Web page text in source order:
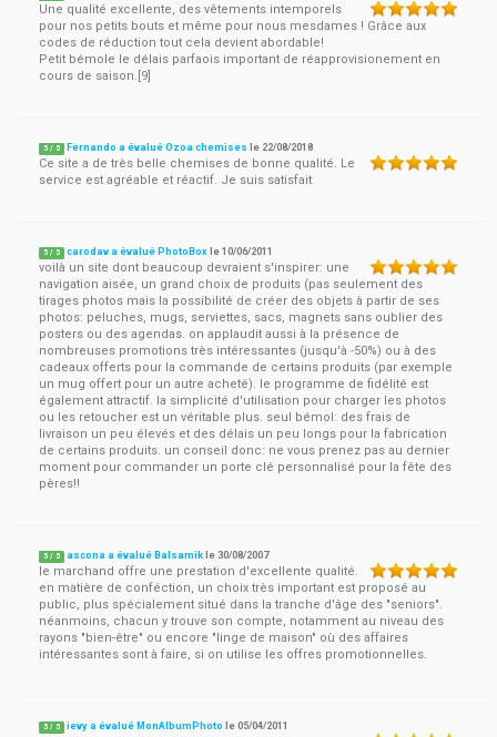
Une qualité excellente, des vêtements intemporels
pour nos petits bouts et même pour nous mesdames ! Grâce aux
codes de réduction tout cela devient abordable!
Petit bémole le délais parfaois important de réapprovisionement en
cours de saison.[9]
5 / 5 Fernando a évalué Ozoa chemises le 22/08/2018
Ce site a de très belle chemises de bonne qualité. Le
service est agréable et réactif. Je suis satisfait
5 / 5 carodav a évalué PhotoBox le10/06/2011
voilà un site dont beaucoup devraient s'inspirer: une
navigation aisée, un grand choix de produits (pas seulement des
tirages photos mais la possibilité de créer des objets à partir de ses
photos: peluches, mugs, serviettes, sacs, magnets sans oublier des
posters ou des agendas. on applaudit aussi à la présence de
nombreuses promotions très intéressantes (jusqu'à -50%) ou à des
cadeaux offerts pour la commande de certains produits (par exemple
un mug offert pour un autre acheté). le programme de fidélité est
également attractif. la simplicité d'utilisation pour charger les photos
ou les retoucher est un véritable plus. seul bémol: des frais de
livraison un peu élevés et des délais un peu longs pour la fabrication
de certains produits. un conseil donc: ne vous prenez pas au dernier
moment pour commander un porte clé personnalisé pour la fête des
pères!!
5 / 5 ascona a évalué Balsamik le30/08/2007
le marchand offre une prestation d'excellente qualité.
en matière de conféction, un choix très important est proposé au
public, plus spécialement situé dans la tranche d'âge des "seniors".
néanmoins, chacun y trouve son compte, notamment au niveau des
rayons "bien-être" ou encore "linge de maison" où des affaires
intéressantes sont à faire, si on utilise les offres promotionnelles.
5 / 5 ievy a évalué MonAlbumPhoto le05/04/2011